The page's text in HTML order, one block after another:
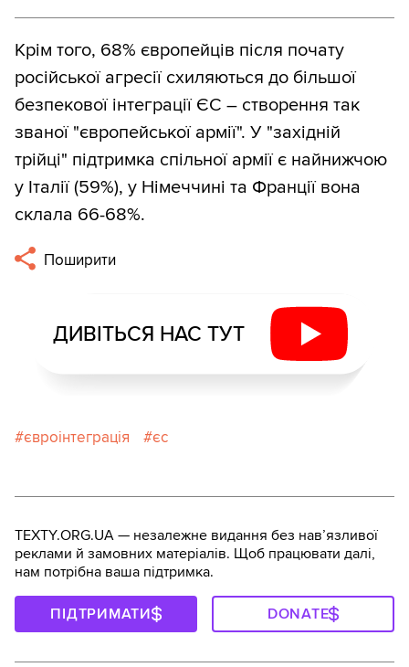
Крім того, 68% європейців після почату
російської агресії схиляються до більшої
безпекової інтеграції ЄС – створення так
званої "європейської армії". У "західній
трійці" підтримка спільної армії є найнижчою
у Італії (59%), у Німеччині та Франції вона
склала 66-68%.
Поширити
ДИВІТЬСЯ НАС ТУТ
євроінтеграція єс
TEXTY.ORG.UA — незалежне видання без навʼязливої
реклами й замовних матеріалів. Щоб працювати далі,
нам потрібна ваша підтримка.
ПІДТРИМАТИ DONATE